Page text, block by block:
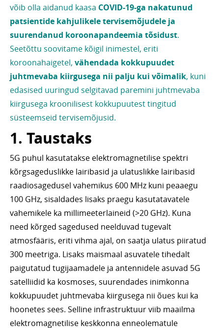
võib olla aidanud kaasa COVID-19-ga nakatunud
patsientide kahjulikele tervisemõjudele ja
suurendanud koroonapandeemia tõsidust.
Seetõttu soovitame kõigil inimestel, eriti
koroonahaigetel, vähendada kokkupuudet
juhtmevaba kiirgusega nii palju kui võimalik, kuni
edasised uuringud selgitavad paremini juhtmevaba
kiirgusega kroonilisest kokkupuutest tingitud
süsteemseid tervisemõjusid.
1. Taustaks
5G puhul kasutatakse elektromagnetilise spektri
kõrgsageduslikke lairibasid ja ulatuslikke lairibasid
raadiosagedusel vahemikus 600 MHz kuni peaaegu
100 GHz, sisaldades lisaks praegu kasutatavatele
vahemikele ka millimeeterlaineid (>20 GHz). Kuna
need kõrged sagedused neelduvad tugevalt
atmosfääris, eriti vihma ajal, on saatja ulatus piiratud
300 meetriga. Lisaks maismaal asuvatele tihedalt
paigutatud tugijaamadele ja antennidele asuvad 5G
satelliidid ka kosmoses, suurendades inimkonna
kokkupuudet juhtmevaba kiirgusega nii õues kui ka
hoonetes sees. Selline infrastruktuur viib maailma
elektromagnetilise keskkonna enneolematule